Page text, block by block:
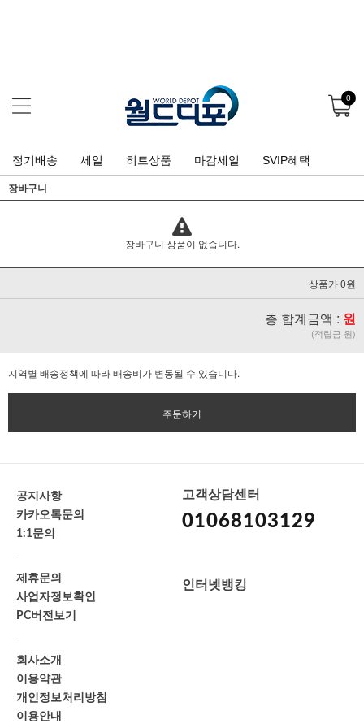
0
정기배송 세일 히트상품 마감세일 SVIP혜택
장바구니
장바구니 상품이 없습니다.
상품가 0원
총 합계금액 : 원
(적립금 원)
지역별 배송정책에 따라 배송비가 변동될 수 있습니다.
주문하기
공지사항
카카오톡문의
1:1문의
-
제휴문의
사업자정보확인
PC버전보기
-
회사소개
이용약관
개인정보처리방침
이용안내
고객상담센터
01068103129
인터넷뱅킹